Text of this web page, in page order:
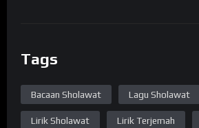
Tags
Bacaan Sholawat Lagu Sholawat
Lirik Sholawat Lirik Terjemah